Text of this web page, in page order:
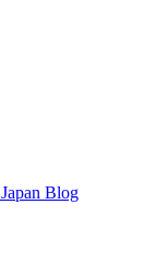
Japan Blog